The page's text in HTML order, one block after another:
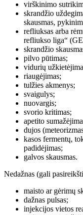
virškinimo
skrandžio
skausmas,
refliuksas arba
refliukso liga“
skrandžio
pilvo pūtimas;
vidurių
riaugėjimas;
tulžies akmenys;
svaigulys;
nuovargis;
svorio kritimas;
apetito
dujos
kasos fermentų,
padidėjimas;
galvos skausmas.
Nedažnas (gali
maisto ar gėrimų
dažnas pulsas;
injekcijos vietos